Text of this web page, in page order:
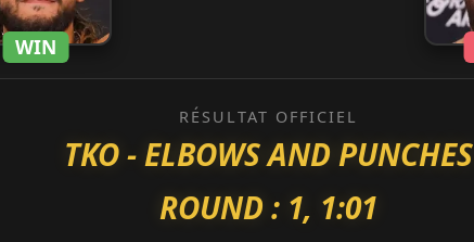
WIN
RÉSULTAT OFFICIEL
TKO - ELBOWS AND PUNCHES
ROUND : 1, 1:01